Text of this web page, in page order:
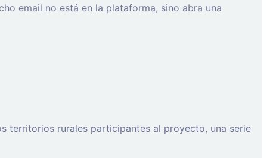
email no está en la plataforma, sino abra una
territorios rurales participantes al proyecto, una serie